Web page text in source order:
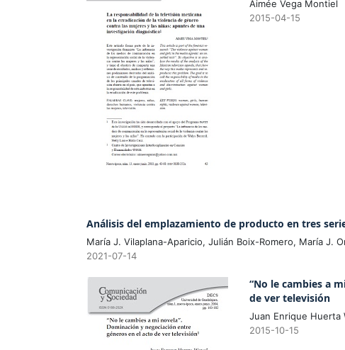
Aimée Vega Montiel
2015-04-15
Análisis del emplazamiento de producto en tres
María J. Vilaplana-Aparicio, Julián Boix-Romero, María J.
2021-07-14
“No le cambies a
de ver televisión
Juan Enrique Huerta
2015-10-15